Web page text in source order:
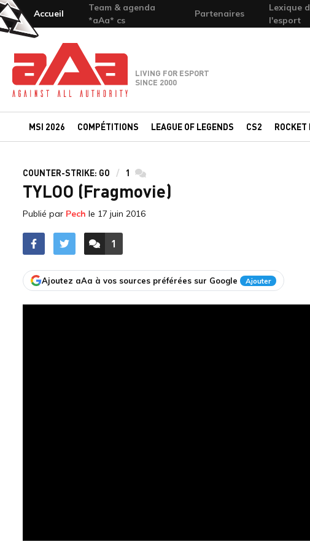
Accueil
Team & agenda
*aAa* cs
Partenaires
Lexique
l'esport
Team-aAa - against All authority
LIVING FOR ESPORT
SINCE 2000
MSI 2026 COMPÉTITIONS LEAGUE OF LEGENDS CS2 ROCKET
COUNTER-STRIKE: GO 1 commentaires
TYLOO (Fragmovie)
Publié par Pech le 17 juin 2016
ACCÉDER AUX
1
COMMENTAIRES
Ajoutez aAa à vos sources préférées sur Google Ajouter